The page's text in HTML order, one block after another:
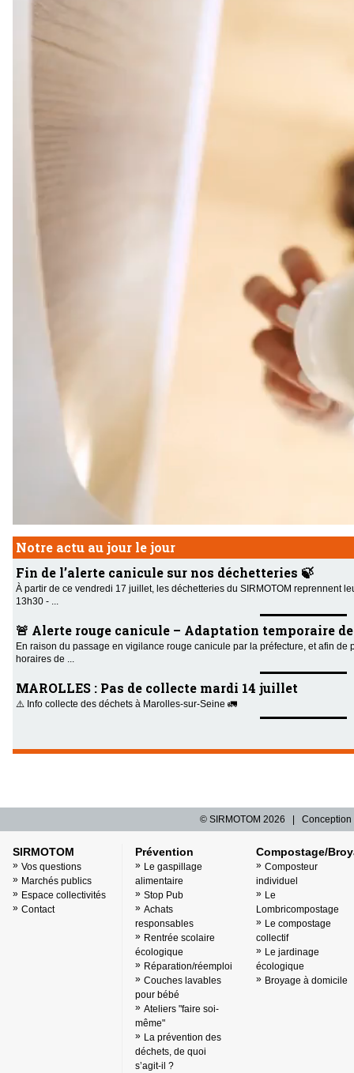
Notre actu au jour le jour
Fin de l’alerte canicule sur nos déchetteries 🍃
À partir de ce vendredi 17 juillet, les déchetteries du SIRMOTOM reprennent
13h30 - ...
🚨 Alerte rouge canicule – Adaptation temporaire
En raison du passage en vigilance rouge canicule par la préfecture, et afin
horaires de ...
MAROLLES : Pas de collecte mardi 14 juillet
⚠️ Info collecte des déchets à Marolles-sur-Seine 🚛
© SIRMOTOM 2026 | Conception
SIRMOTOM
Vos questions
Marchés publics
Espace collectivités
Contact
Prévention
Le gaspillage
alimentaire
Stop Pub
Achats
responsables
Rentrée scolaire
écologique
Réparation/réemploi
Couches lavables
pour bébé
Ateliers "faire soi-
même"
La prévention des
déchets, de quoi
s’agit-il ?
Compostage/
Composteur
individuel
Le
Lombricompostage
Le compostage
collectif
Le jardinage
écologique
Broyage à domicile